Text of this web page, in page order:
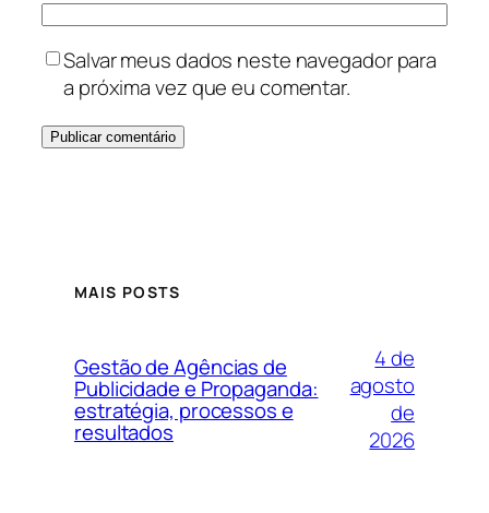
Salvar meus dados neste navegador para
a próxima vez que eu comentar.
MAIS POSTS
Gestão de Agências de
Publicidade e Propaganda:
estratégia, processos e
resultados
4 de
agosto
de
2026